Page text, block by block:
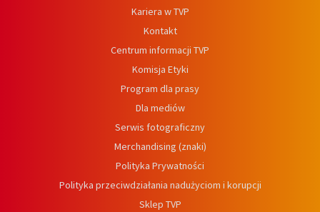
Kariera w TVP
Kontakt
Centrum informacji TVP
Komisja Etyki
Program dla prasy
Dla mediów
Serwis fotograficzny
Merchandising (znaki)
Polityka Prywatności
Polityka przeciwdziałania nadużyciom i korupcji
Sklep TVP